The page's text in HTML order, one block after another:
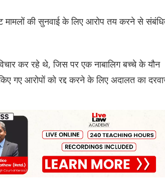
मामलों की सुनवाई के लिए आरोप तय करने से
कर रहे थे, जिस पर एक नाबालिग बच्चे के यौन
गए आरोपों को रद्द करने के लिए अदालत का